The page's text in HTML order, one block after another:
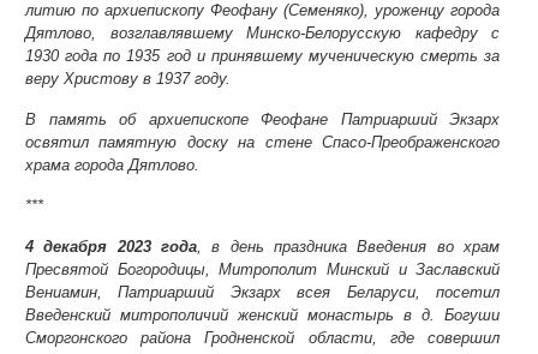
литию по архиепископу Феофану (Семеняко), уроженцу города
Дятлово, возглавлявшему Минско-Белорусскую кафедру с
1930 года по 1935 год и принявшему мученическую смерть за
веру Христову в 1937 году.
В память об архиепископе Феофане Патриарший Экзарх
освятил памятную доску на стене Спасо-Преображенского
храма города Дятлово.
***
4 декабря 2023 года, в день праздника Введения во храм
Пресвятой Богородицы, Митрополит Минский и Заславский
Вениамин, Патриарший Экзарх всея Беларуси, посетил
Введенский митрополичий женский монастырь в д. Богуши
Сморгонского района Гродненской области, где совершил